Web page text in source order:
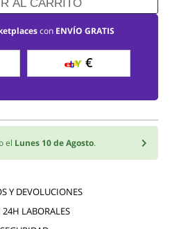
AL CARRITO
con ENVÍO GRATIS
€
el Lunes 10 de Agosto.
Y DEVOLUCIONES
24H LABORALES